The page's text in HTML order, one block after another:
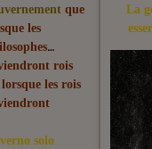
que
les
rois
les rois
solo
La